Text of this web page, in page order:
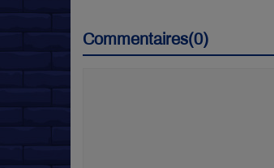
Commentaires(0)